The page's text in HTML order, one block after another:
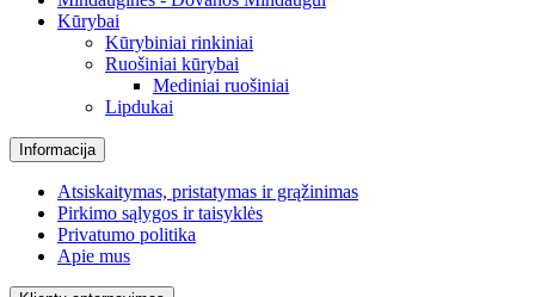
Kūrybai
Kūrybiniai rinkiniai
Ruošiniai kūrybai
Mediniai ruošiniai
Lipdukai
Informacija
Atsiskaitymas, pristatymas ir grąžinimas
Pirkimo sąlygos ir taisyklės
Privatumo politika
Apie mus